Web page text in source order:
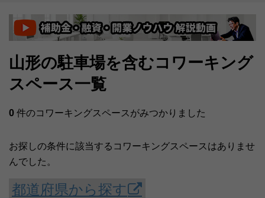
山形の駐車場を含むコワーキング
スペース一覧
0 件のコワーキングスペースがみつかりました
お探しの条件に該当するコワーキングスペースはありませ
んでした。
都道府県から探す